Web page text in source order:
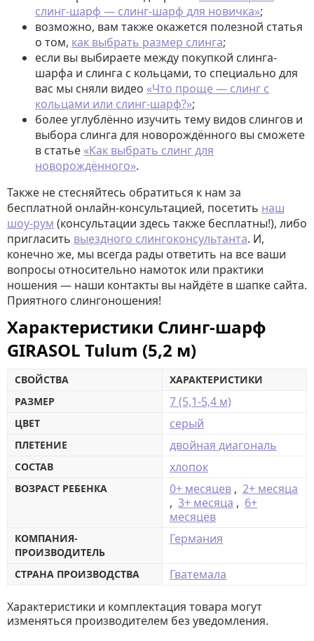
слинг-шарф — слинг-шарф для новичка»;
возможно, вам также окажется полезной статья
о том, как выбрать размер слинга;
если вы выбираете между покупкой слинга-
шарфа и слинга с кольцами, то специально для
вас мы сняли видео «Что проще — слинг с
кольцами или слинг-шарф?»;
более углублённо изучить тему видов слингов и
выбора слинга для новорождённого вы сможете
в статье «Как выбрать слинг для
новорождённого».
Также не стесняйтесь обратиться к нам за
бесплатной онлайн-консультацией, посетить наш
шоу-рум (консультации здесь также бесплатны!), либо
пригласить выездного слингоконсультанта. И,
конечно же, мы всегда рады ответить на все ваши
вопросы относительно намоток или практики
ношения — наши контакты вы найдёте в шапке сайта.
Приятного слингоношения!
Характеристики Слинг-шарф
GIRASOL Tulum (5,2 м)
СВОЙСТВА
ХАРАКТЕРИСТИКИ
РАЗМЕР
7 (5,1-5,4 м)
ЦВЕТ серый
ПЛЕТЕНИЕ двойная диагональ
СОСТАВ хлопок
ВОЗРАСТ РЕБЕНКА 0+ месяцев , 2+ месяца
, 3+ месяца , 6+
месяцев
КОМПАНИЯ-
ПРОИЗВОДИТЕЛЬ
Германия
СТРАНА ПРОИЗВОДСТВА Гватемала
Характеристики и комплектация товара могут
изменяться производителем без уведомления.